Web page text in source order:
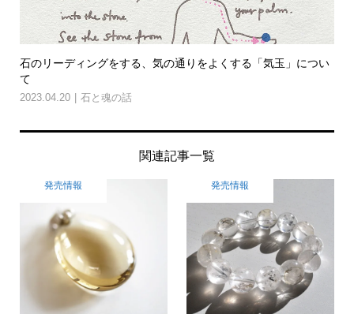
石のリーディングをする、気の通りをよくする「気玉」につい
て
2023.04.20 石と魂の話
関連記事一覧
発売情報 発売情報